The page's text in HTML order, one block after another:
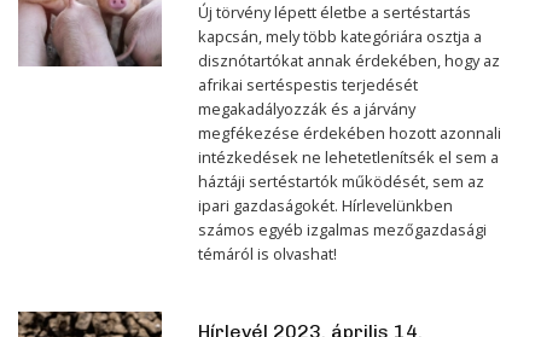
Új törvény lépett életbe a sertéstartás
kapcsán, mely több kategóriára osztja a
disznótartókat annak érdekében, hogy az
afrikai sertéspestis terjedését
megakadályozzák és a járvány
megfékezése érdekében hozott azonnali
intézkedések ne lehetetlenítsék el sem a
háztáji sertéstartók működését, sem az
ipari gazdaságokét. Hírlevelünkben
számos egyéb izgalmas mezőgazdasági
témáról is olvashat!
Hírlevél 2023. április 14.